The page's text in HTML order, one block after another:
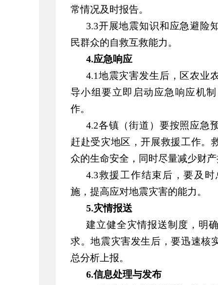
常情况及时报告。
3.3开展地震知识和应急避险
民群众的自救互救能力。
4.应急响应
4.1地震灾害发生后，区农业
导小组要立即启动应急响应机
作。
4.2各镇（街道）要按照应急
赶赴受灾地区，开展救援工作。
众的生命安全，同时尽量减少财
4.3救援工作结束后，要及
施，提高应对地震灾害的能力。
5.灾情报送
建立健全灾情报送制度，明
求。地震灾害发生后，要迅速核
总分析 上报。
6.信息处理与发布